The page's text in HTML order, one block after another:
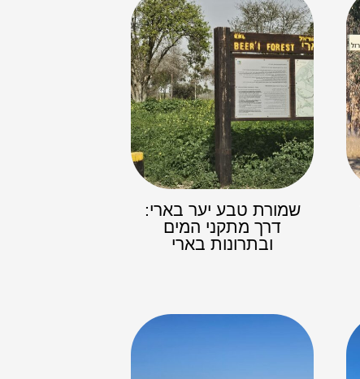
שמורת טבע יער בארי:
דרך מתקני המים
ובתרונות בארי